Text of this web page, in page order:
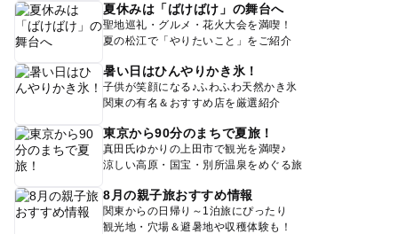
夏休みは「ばけばけ」の舞台へ
聖地巡礼・グルメ・花火大会を満喫！
夏の松江で「やりたいこと」をご紹介
暑い日はひんやりかき氷！
子供が笑顔になる♪ふわふわ天然かき氷
関東の有名＆おすすめ店を厳選紹介
東京から90分のまちで夏旅！
真田氏ゆかりの上田市で観光を満喫♪
涼しい高原・国宝・別所温泉をめぐる旅
8月の親子旅おすすめ情報
関東からの日帰り～1泊旅にぴったり
観光地・穴場＆避暑地や収穫体験も！